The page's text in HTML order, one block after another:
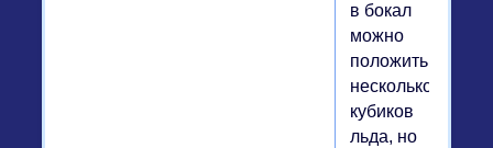
в бокал
можно
положить
несколько
кубиков
льда, но